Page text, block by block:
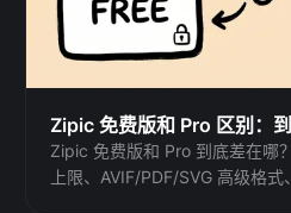
Zipic 免费版和 Pro 区别：
Zipic 免费版和 Pro 到底差在哪
上限、AVIF/PDF/SVG 高级格